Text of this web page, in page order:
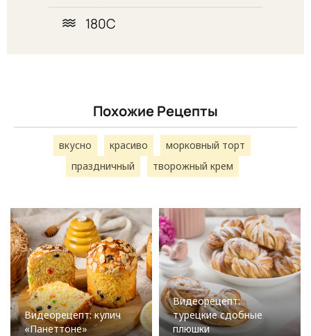
180С
Похожие Рецепты
вкусно красиво
морковный торт
праздничный
творожный крем
Видеорецепт: кулич
«Панеттоне»
Видеорецепт:
турецкие сдобные
плюшки